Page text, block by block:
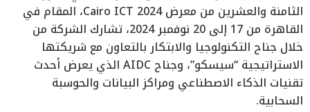
الثامنة والعشرين من معرض Cairo ICT 2024، المقام في
القاهرة من 17 إلى 20 نوفمبر 2024، تشارك الشركة من
خلال جناح التكنولوجيا والابتكار بالتعاون مع شريكتها
الاستراتيجية “سيسكو”، وجناح AIDC الذي يعرض أحدث
تقنيات الذكاء الاصطناعي ومراكز البيانات والحوسبة
السحابية.